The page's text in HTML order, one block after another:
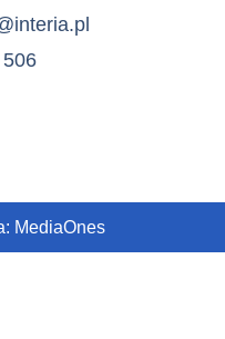
MediaOnes